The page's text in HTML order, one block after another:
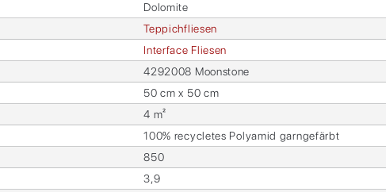
Do­lo­mi­te
Tep­pich­flie­sen
In­ter­face Flie­sen
4292008 Moon­stone
50 cm x 50 cm
4 m²
100% re­cy­cle­tes Po­ly­amid garn­ge­färbt
850
3,9